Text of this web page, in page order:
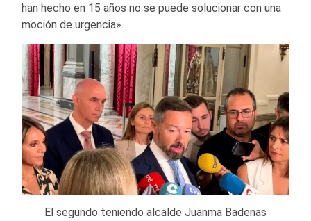
han hecho en 15 años no se puede solucionar con una
moción de urgencia».
El segundo teniendo alcalde Juanma Badenas